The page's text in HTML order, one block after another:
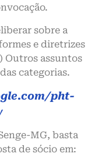
sobre a
e diretrizes
Outros assuntos
categorias.
pht-
MG, basta
de sócio em: